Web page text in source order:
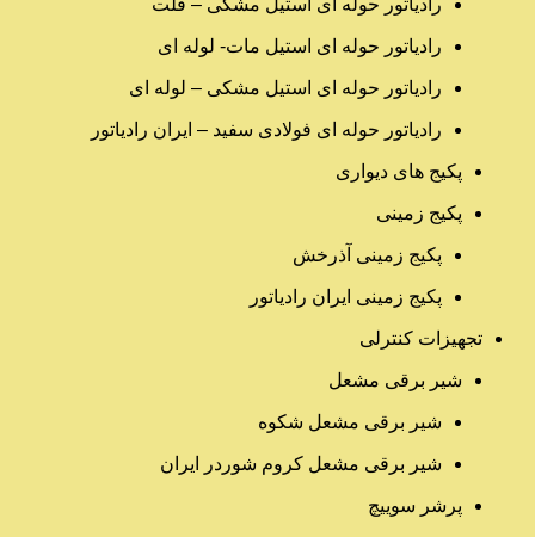
رادیاتور حوله ای استیل مشکی – فلت
رادیاتور حوله ای استیل مات- لوله ای
رادیاتور حوله ای استیل مشکی – لوله ای
رادیاتور حوله ای فولادی سفید – ایران رادیاتور
پکیج های دیواری
پکیج زمینی
پکیج زمینی آذرخش
پکیج زمینی ایران رادیاتور
تجهیزات کنترلی
شیر برقی مشعل
شیر برقی مشعل شکوه
شیر برقی مشعل کروم شوردر ایران
پرشر سوییچ